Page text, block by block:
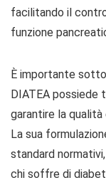
facilitando il
funzione
È importante
DIATEA possiede
garantire la
La sua
standard
chi soffre di